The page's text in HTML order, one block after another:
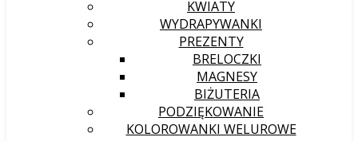
KWIATY
WYDRAPYWANKI
PREZENTY
BRELOCZKI
MAGNESY
BIŻUTERIA
PODZIĘKOWANIE
KOLOROWANKI WELUROWE